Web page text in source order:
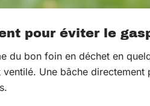
pour éviter le
du bon foin en déchet en
ventilé. Une bâche